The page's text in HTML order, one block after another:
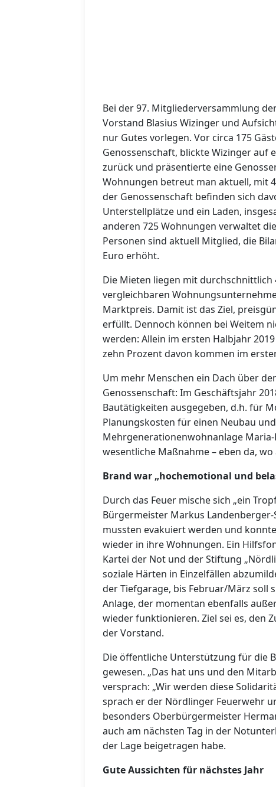
Bei der 97. Mitgliederversammlung
Vorstand Blasius Wizinger und
nur Gutes vorlegen. Vor circa 175
Genossenschaft, blickte Wizinger auf
zurück und präsentierte eine
Wohnungen betreut man aktuell, mit
der Genossenschaft befinden sich
Unterstellplätze und ein Laden,
anderen 725 Wohnungen verwaltet
Personen sind aktuell Mitglied, die
Euro erhöht.
Die Mieten liegen mit
vergleichbaren
Marktpreis. Damit ist das Ziel,
erfüllt. Dennoch können bei Weitem
werden: Allein im ersten Halbjahr
zehn Prozent davon kommen im
Um mehr Menschen ein Dach über
Genossenschaft: Im Geschäftsjahr
Bautätigkeiten ausgegeben, d.h. für
Planungskosten für einen Neubau
Mehrgenerationenwohnanlage
wesentliche Maßnahme – eben da,
Brand war „hochemotional und
Durch das Feuer mische sich „ein
Bürgermeister Markus
mussten evakuiert werden und
wieder in ihre Wohnungen. Ein
Kartei der Not und der Stiftung
soziale Härten in Einzelfällen
der Tiefgarage, bis Februar/März soll
Anlage, der momentan ebenfalls
wieder funktionieren. Ziel sei es, den
der Vorstand.
Die öffentliche Unterstützung für die
gewesen. „Das hat uns und den
versprach: „Wir werden diese
sprach er der Nördlinger Feuerwehr
besonders Oberbürgermeister
auch am nächsten Tag in der
der Lage beigetragen habe.
Gute Aussichten für nächstes Jahr